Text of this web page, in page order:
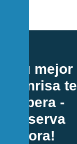
¡Tu mejor
sonrisa te
espera -
Reserva
Ahora!